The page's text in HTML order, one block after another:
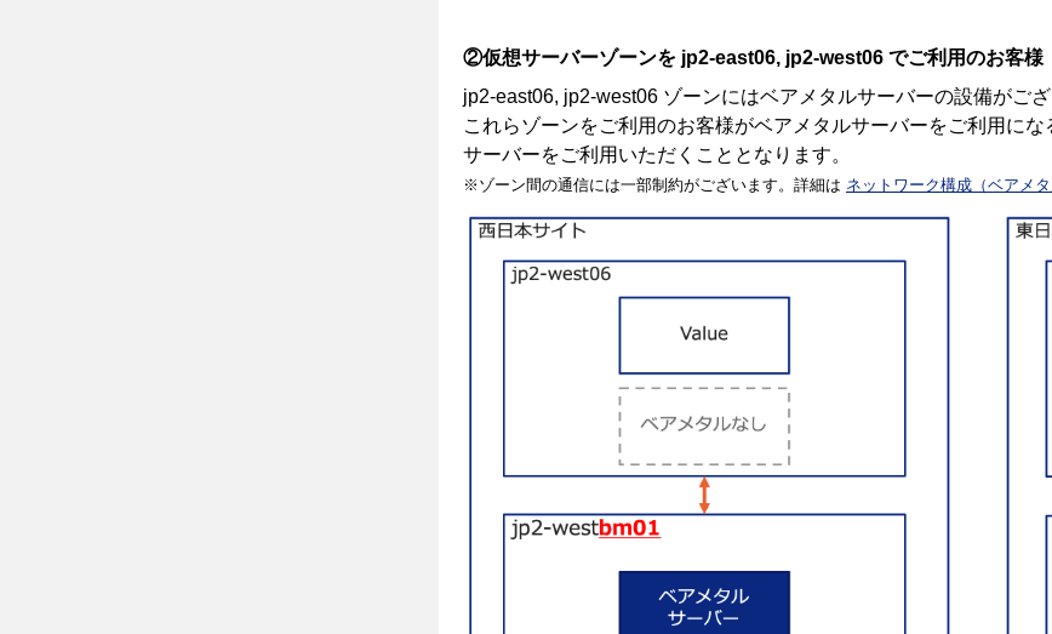
②仮想サーバーゾーンを jp2-east06, jp2-west06 でご利用のお客様
jp2-east06, jp2-west06 ゾーンにはベアメタルサーバーの設備がござ
これらゾーンをご利用のお客様がベアメタルサーバーをご利用にな
サーバーをご利用いただくこととなります。
※ゾーン間の通信には一部制約がございます。詳細は ネットワーク構成（ベアメタ